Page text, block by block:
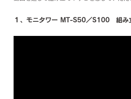
１、モニタワー MT-S50／S100 組み